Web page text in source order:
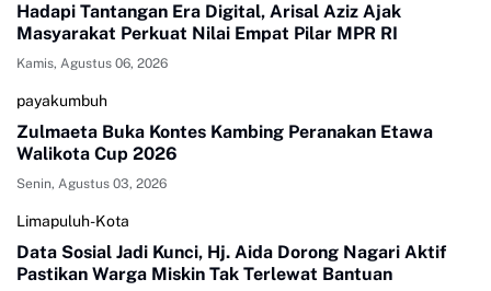
Hadapi Tantangan Era Digital, Arisal Aziz Ajak
Masyarakat Perkuat Nilai Empat Pilar MPR RI
Kamis, Agustus 06, 2026
payakumbuh
Zulmaeta Buka Kontes Kambing Peranakan Etawa
Walikota Cup 2026
Senin, Agustus 03, 2026
Limapuluh-Kota
Data Sosial Jadi Kunci, Hj. Aida Dorong Nagari Aktif
Pastikan Warga Miskin Tak Terlewat Bantuan